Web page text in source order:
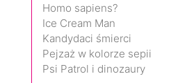
Homo sapiens?
Ice Cream Man
Kandydaci śmierci
Pejzaż w kolorze sepii
Psi Patrol i dinozaury